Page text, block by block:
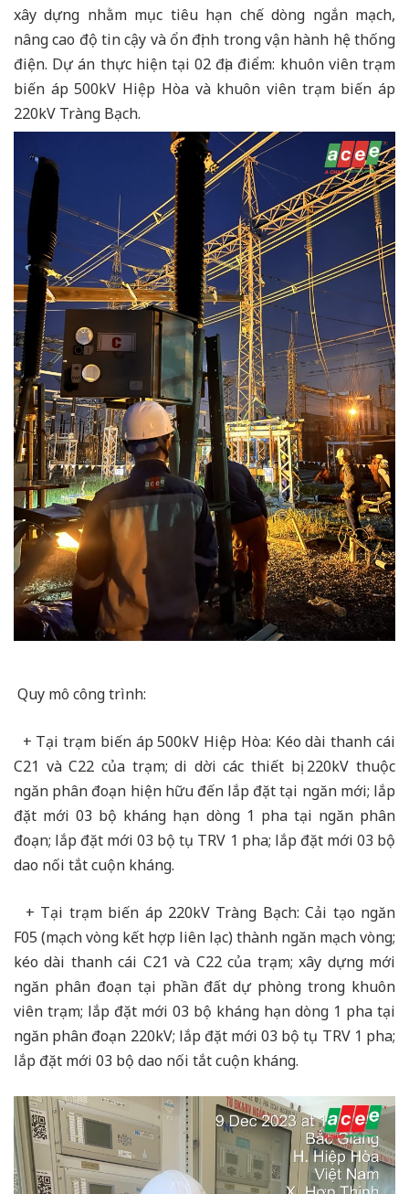
xây dựng nhằm mục tiêu hạn chế dòng ngắn mạch,
nâng cao độ tin cậy và ổn định trong vận hành hệ thống
điện. Dự án thực hiện tại 02 địa điểm: khuôn viên trạm
biến áp 500kV Hiệp Hòa và khuôn viên trạm biến áp
220kV Tràng Bạch.
Quy mô công trình:
+ Tại trạm biến áp 500kV Hiệp Hòa: Kéo dài thanh cái
C21 và C22 của trạm; di dời các thiết bị 220kV thuộc
ngăn phân đoạn hiện hữu đến lắp đặt tại ngăn mới; lắp
đặt mới 03 bộ kháng hạn dòng 1 pha tại ngăn phân
đoạn; lắp đặt mới 03 bộ tụ TRV 1 pha; lắp đặt mới 03 bộ
dao nối tắt cuộn kháng.
+ Tại trạm biến áp 220kV Tràng Bạch: Cải tạo ngăn
F05 (mạch vòng kết hợp liên lạc) thành ngăn mạch vòng;
kéo dài thanh cái C21 và C22 của trạm; xây dựng mới
ngăn phân đoạn tại phần đất dự phòng trong khuôn
viên trạm; lắp đặt mới 03 bộ kháng hạn dòng 1 pha tại
ngăn phân đoạn 220kV; lắp đặt mới 03 bộ tụ TRV 1 pha;
lắp đặt mới 03 bộ dao nối tắt cuộn kháng.